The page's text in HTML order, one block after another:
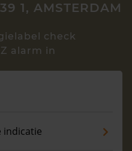
-18:00
1, AMSTERDAM
check
alarm in
indicatie